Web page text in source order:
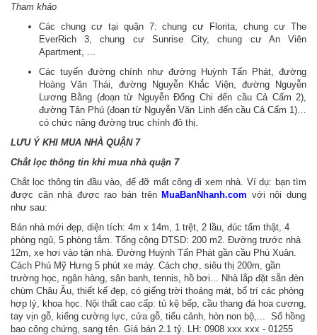
Tham khảo
Các chung cư tại quận 7: chung cư Florita, chung cư The
EverRich 3, chung cư Sunrise City, chung cư An Viên
Apartment, ...
Các tuyến đường chính như đường Huỳnh Tấn Phát, đường
Hoàng Văn Thái, đường Nguyễn Khắc Viện, đường Nguyễn
Lương Bằng (đoạn từ Nguyễn Đổng Chi đến cầu Cả Cấm 2),
đường Tân Phú (đoạn từ Nguyễn Văn Linh đến cầu Cả Cấm 1)…
có chức năng đường trục chính đô thị.
LƯU Ý KHI MUA NHÀ QUẬN 7
Chắt lọc thông tin khi mua nhà quận 7
Chắt lọc thông tin đầu vào, để đỡ mất công đi xem nhà. Ví dụ: bạn tìm
được căn nhà được rao bán trênMuaBanNhanh.com với nội dung
như sau:
Bán nhà mới đẹp, diện tích: 4m x 14m, 1 trệt, 2 lầu, đúc tấm thật, 4
phòng ngủ, 5 phòng tắm. Tổng cộng DTSD: 200 m2. Đường trước nhà
12m, xe hơi vào tận nhà. Đường Huỳnh Tấn Phát gần cầu Phú Xuân.
Cách Phú Mỹ Hưng 5 phút xe máy. Cách chợ, siêu thị 200m, gần
trường học, ngân hàng, sân banh, tennis, hồ bơi... Nhà lắp đặt sẵn đèn
chùm Châu Âu, thiết kế đẹp, có giếng trời thoáng mát, bố trí các phòng
hợp lý, khoa học. Nội thất cao cấp: tủ kệ bếp, cầu thang đá hoa cương,
tay vịn gỗ, kiếng cường lực, cửa gỗ, tiểu cảnh, hòn non bộ,... Sổ hồng
bao công chứng, sang tên. Giá bán 2.1 tỷ. LH: 0908 xxx xxx - 01255